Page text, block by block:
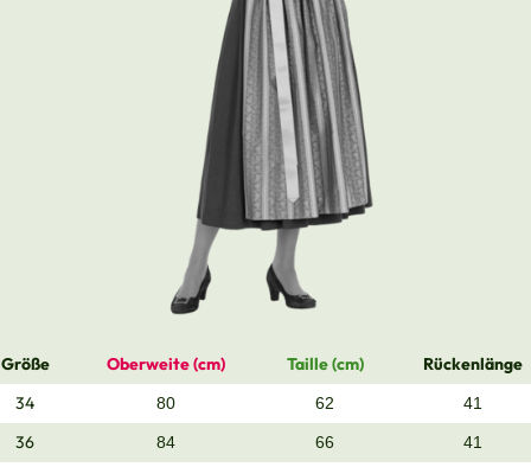
Größe Oberweite (cm) Taille (cm)
Rückenlänge
34
80 62 41
36 84 66 41